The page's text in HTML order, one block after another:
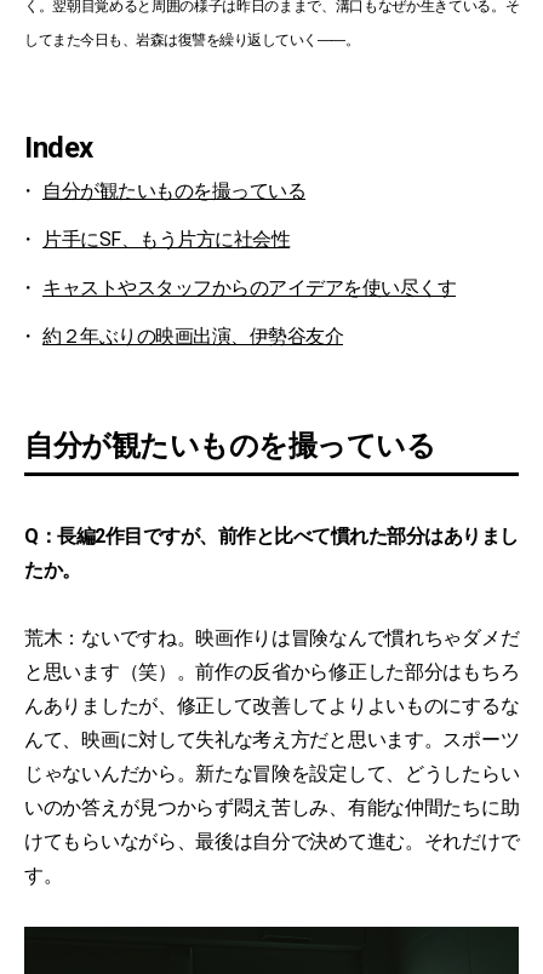
く。翌朝目覚めると周囲の様子は昨日のままで、溝口もなぜか生きている。そ
してまた今日も、岩森は復讐を繰り返していく――。
Index
自分が観たいものを撮っている
片手にSF、もう片方に社会性
キャストやスタッフからのアイデアを使い尽くす
約２年ぶりの映画出演、伊勢谷友介
自分が観たいものを撮っている
Q：長編2作目ですが、前作と比べて慣れた部分はありまし
たか。
荒木：ないですね。映画作りは冒険なんで慣れちゃダメだ
と思います（笑）。前作の反省から修正した部分はもちろ
んありましたが、修正して改善してよりよいものにするな
んて、映画に対して失礼な考え方だと思います。スポーツ
じゃないんだから。新たな冒険を設定して、どうしたらい
いのか答えが見つからず悶え苦しみ、有能な仲間たちに助
けてもらいながら、最後は自分で決めて進む。それだけで
す。